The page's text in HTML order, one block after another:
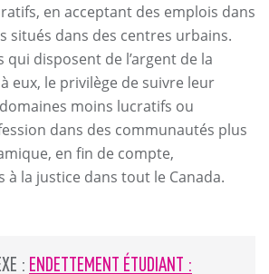
en acceptant des emplois dans
situés dans des centres urbains.
disposent de l’argent de la
eux, le privilège de suivre leur
moins lucratifs ou
dans des communautés plus
en fin de compte,
à la justice dans tout le Canada.
: ENDETTEMENT ÉTUDIANT :